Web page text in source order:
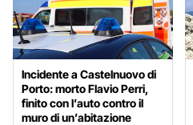
Incidente a Castelnuovo di
Porto: morto Flavio Perri,
finito con l’auto contro il
muro di un’abitazione